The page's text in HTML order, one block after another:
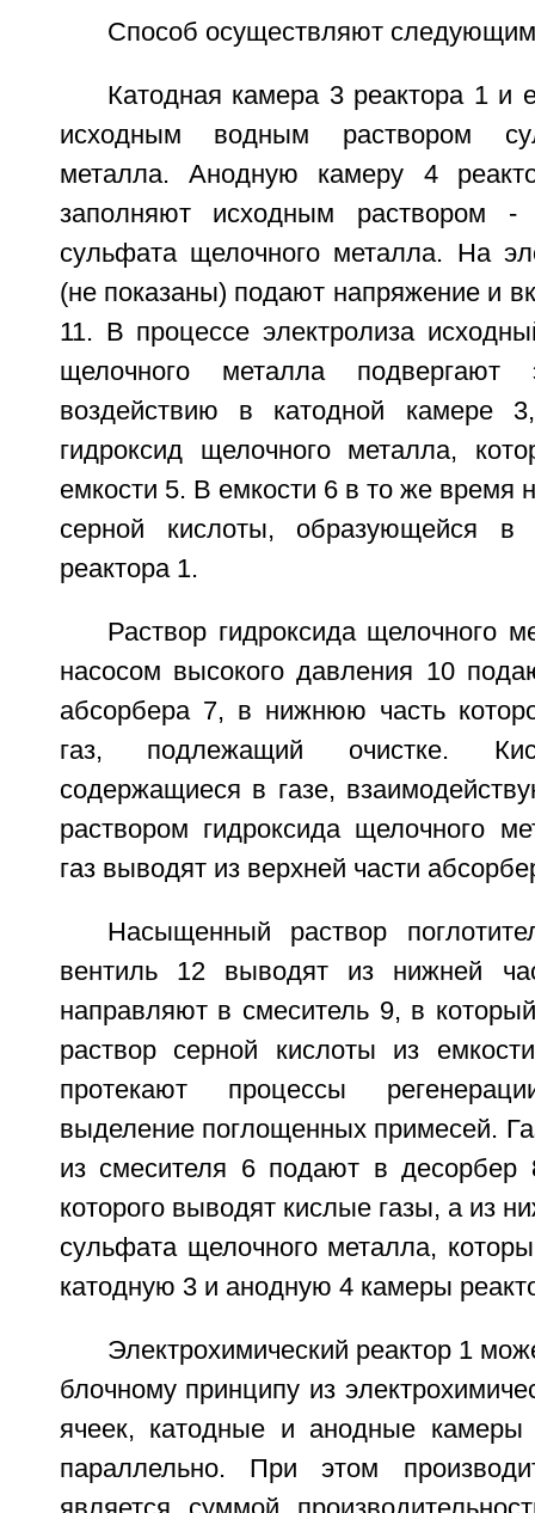
Способ осуществляют
Катодная камера 3 реактора 1 и
исходным водным раствором
металла. Анодную камеру 4
заполняют исходным раствором -
сульфата щелочного металла. На
(не показаны) подают напряжение и
11. В процессе электролиза
щелочного металла подвергают
воздействию в катодной камере
гидроксид щелочного металла,
емкости 5. В емкости 6 в то же время
серной кислоты, образующейся
реактора 1.
Раствор гидроксида щелочного
насосом высокого давления 10
абсорбера 7, в нижнюю часть
газ, подлежащий очистке.
содержащиеся в газе,
раствором гидроксида щелочного
газ выводят из верхней части
Насыщенный раствор
вентиль 12 выводят из нижней
направляют в смеситель 9, в
раствор серной кислоты из
протекают процессы
выделение поглощенных примесей.
из смесителя 6 подают в десорбер
которого выводят кислые газы, а из
сульфата щелочного металла,
катодную 3 и анодную 4 камеры
Электрохимический реактор 1
блочному принципу из
ячеек, катодные и анодные камеры
параллельно. При этом